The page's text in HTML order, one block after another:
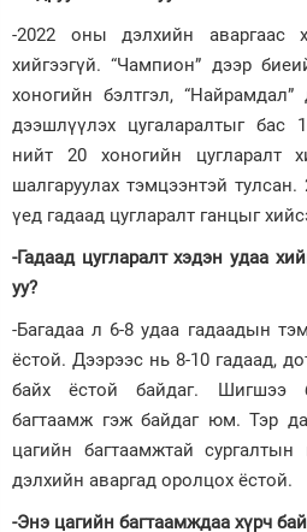
-2022 оны дэлхийн аваргаас
хийгээгүй. “Чампион” дээр
хоногийн бэлтгэл,
дээшлүүлэх цугаларалтыг бас
нийт 20 хоногийн цугларалт
шалгаруулах тэмцээнтэй
үед гадаад цугларалт ганцыг
-Гадаад цугларалт хэдэн удаа
уу?
-Багадаа л 6-8 удаа гадаадын
ёстой. Дээрээс нь 8-10 гадаад,
байх ёстой байдаг. Шигшээ
багтаамж гэж байдаг юм. Тэр
цагийн багтаамжтай сургалтын
дэлхийн аваргад оролцох ёстой.
-Энэ цагийн багтаамждаа хүрч